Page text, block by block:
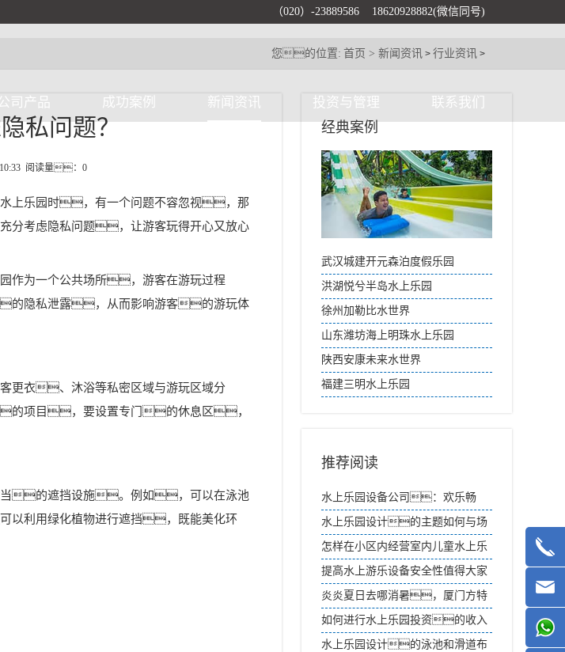
（020）-23889586 18620928882(微信同号)
司产品 成功案例 新闻资讯 投资与管理 联系我们
您的位置: 首页 >新闻资讯 >行业资讯 >
私问题？
阅读量：0
上乐园时，有一个问题不容忽视，那
考虑隐私问题，让游客玩得开心又放心
作为一个公共场所，游客在游玩过程
的隐私泄露，从而影响游客的游玩体
更衣、沐浴等私密区域与游玩区域分
的项目，要设置专门的休息区，
的遮挡设施。例如，可以在泳池
利用绿化植物进行遮挡，既能美化环
经典案例
武汉城建开元森泊度假乐园
洪湖悦兮半岛水上乐园
徐州加勒比水世界
山东潍坊海上明珠水上乐园
陕西安康未来水世界
福建三明水上乐园
推荐阅读
水上乐园设备公司：欢乐畅
游，刺激无限
水上乐园设计的主题如何与场
地环境相融合？
怎样在小区内经营室内儿童水上乐
园？
提高水上游乐设备安全性值得大家
思考
炎炎夏日去哪消暑，厦门方特
水上乐园
如何进行水上乐园投资的收入
预测？
水上乐园设计的泳池和滑道布